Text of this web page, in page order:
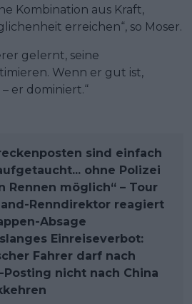
Kombination aus Kraft,
erreichen“, so Moser.
gelernt, seine
Wenn er gut ist,
er dominiert.“
sind einfach
ohne Polizei
Rennen möglich“ – Tour
Renndirektor reagiert
Absage
Einreiseverbot:
Fahrer darf nach
Posting nicht nach China